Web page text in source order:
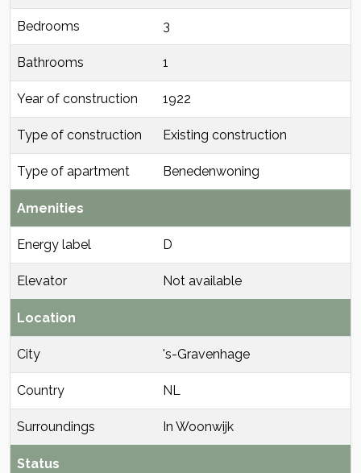
Bedrooms 3
Bathrooms 1
Year of construction 1922
Type of construction Existing construction
Type of apartment Benedenwoning
Amenities
Energy label D
Elevator Not available
Location
City 's-Gravenhage
Country NL
Surroundings In Woonwijk
Status